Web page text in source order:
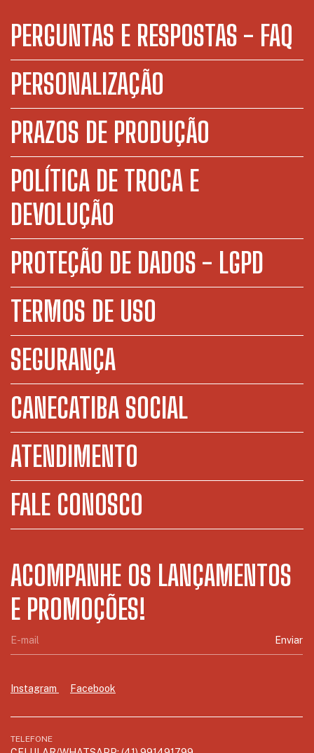
PERGUNTAS E RESPOSTAS - FAQ
PERSONALIZAÇÃO
PRAZOS DE PRODUÇÃO
POLÍTICA DE TROCA E
DEVOLUÇÃO
PROTEÇÃO DE DADOS - LGPD
TERMOS DE USO
SEGURANÇA
CANECATIBA SOCIAL
ATENDIMENTO
FALE CONOSCO
ACOMPANHE OS LANÇAMENTOS
E PROMOÇÕES!
Instagram Facebook
TELEFONE